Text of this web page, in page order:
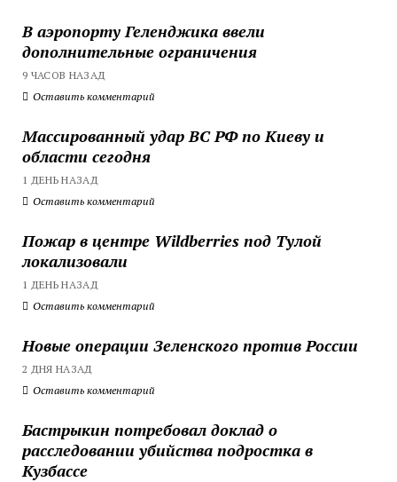
В аэропорту Геленджика ввели
дополнительные ограничения
9 ЧАСОВ НАЗАД
Оставить комментарий
Массированный удар ВС РФ по Киеву и
области сегодня
1 ДЕНЬ НАЗАД
Оставить комментарий
Пожар в центре Wildberries под Тулой
локализовали
1 ДЕНЬ НАЗАД
Оставить комментарий
Новые операции Зеленского против России
2 ДНЯ НАЗАД
Оставить комментарий
Бастрыкин потребовал доклад о
расследовании убийства подростка в
Кузбассе